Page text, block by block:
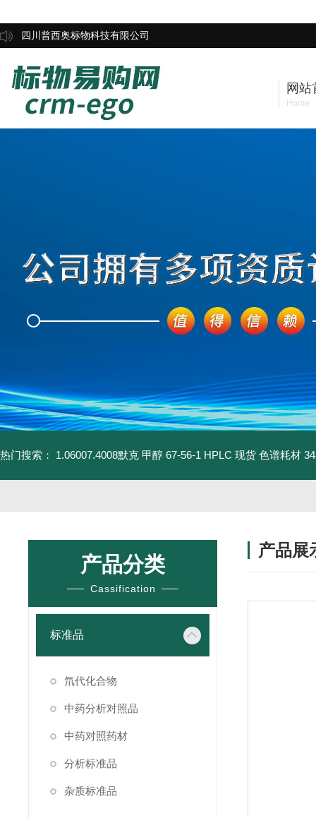
四川普西奥标物科技有限公司
网站
Home
热门搜索： 1.06007.4008默克 甲醇 67-56-1 HPLC 现货 色谱耗材
产品分类
Cassification
标准品
氘代化合物
中药分析对照品
中药对照药材
分析标准品
杂质标准品
产品展